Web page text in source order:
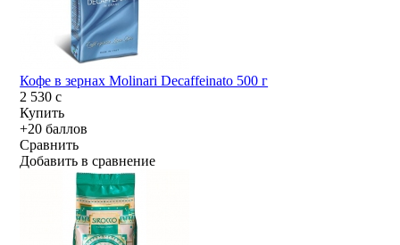
Кофе в зернах Molinari Decaffeinato 500 г
2 530c
Купить
+20 баллов
Сравнить
Добавить в сравнение